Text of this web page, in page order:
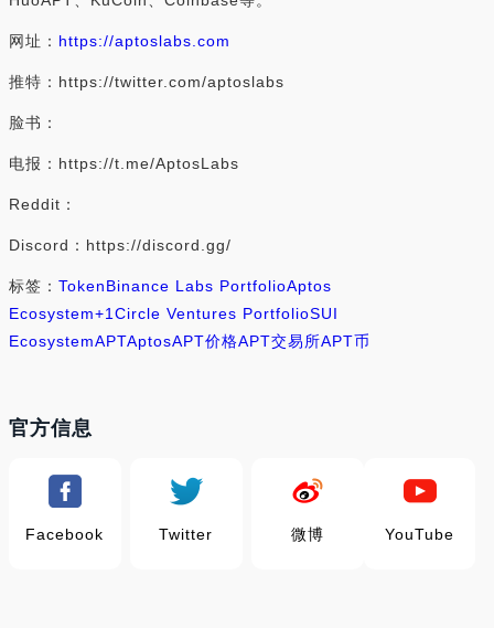
网址： https://aptoslabs.com
推特：https://twitter.com/aptoslabs
脸书：
电报：https://t.me/AptosLabs
Reddit：
Discord：https://discord.gg/
标签： TokenBinance Labs PortfolioAptos
Ecosystem+1 Circle Ventures PortfolioSUI
EcosystemAPTAptosAPT价格APT交易所APT币
官方信息
Facebook Twitter 微博 YouTube